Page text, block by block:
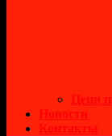
Цепи
Новости
Контакты